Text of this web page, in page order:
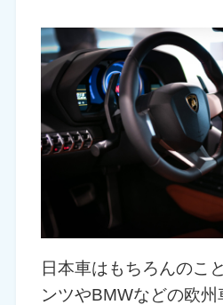
日本車はもちろんのこ
ンツやBMWなどの欧